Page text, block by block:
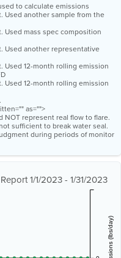
to calculate emissions
Used another sample from the
Used mass spec composition
Used another representative
Used 12-month rolling emission
Used 12-month rolling emission
as="">
NOT represent real flow to flare.
sufficient to break water seal.
during periods of monitor
1/1/2023 - 1/31/2023